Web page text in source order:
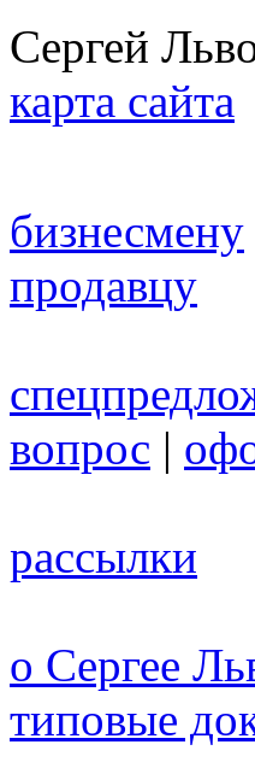
Сергей
карта сайта
бизнесмену
продавцу
вопрос |
рассылки
о Сергее
типовые